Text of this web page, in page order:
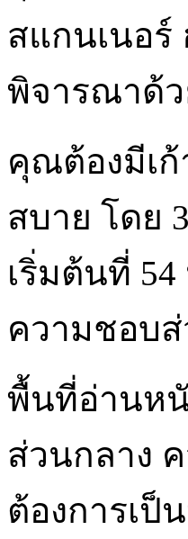
สแกนเนอร์
พิจารณาด้
คุณต้องมีเก้
สบาย โดย
เริ่มต้นที่
ความชอบ
พื้นที่อ่านหนั
ส่วนกลาง
ต้องการเป็